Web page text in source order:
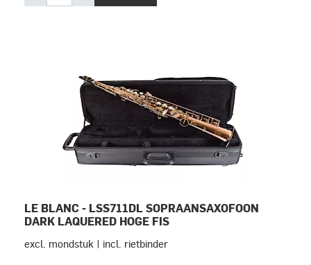
LE BLANC - LSS711DL SOPRAANSAXOFOON
DARK LAQUERED HOGE FIS
excl. mondstuk | incl. rietbinder